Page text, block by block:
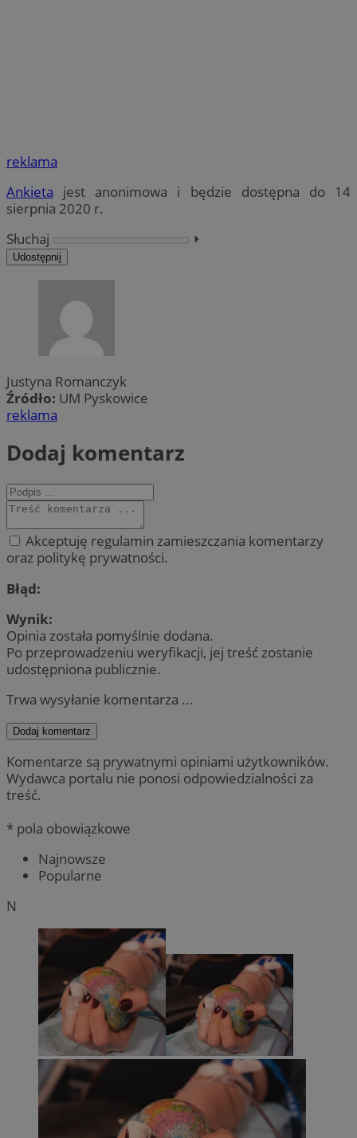
reklama
Ankieta jest anonimowa i będzie dostępna do 14
sierpnia 2020 r.
Słuchaj
⏵︎
Udostępnij
Justyna Romanczyk
Źródło: UM Pyskowice
reklama
Dodaj komentarz
Akceptuję regulamin zamieszczania komentarzy
oraz politykę prywatności.
Błąd:
Wynik:
Opinia została pomyślnie dodana.
Po przeprowadzeniu weryfikacji, jej treść zostanie
udostępniona publicznie.
Trwa wysyłanie komentarza ...
Dodaj komentarz
Komentarze są prywatnymi opiniami użytkowników.
Wydawca portalu nie ponosi odpowiedzialności za
treść.
* pola obowiązkowe
Najnowsze
Popularne
N